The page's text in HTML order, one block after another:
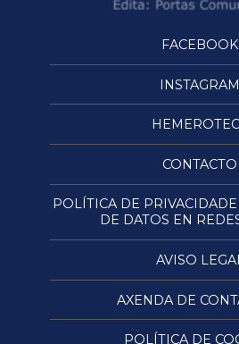
FACEBOOK
INSTAGRAM
CONTACTO
POLÍTICA DE
DE DATOS EN
AVISO
AXENDA DE
POLÍTICA DE